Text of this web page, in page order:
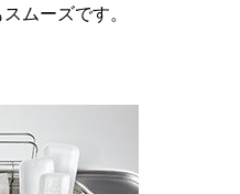
ムーズです。